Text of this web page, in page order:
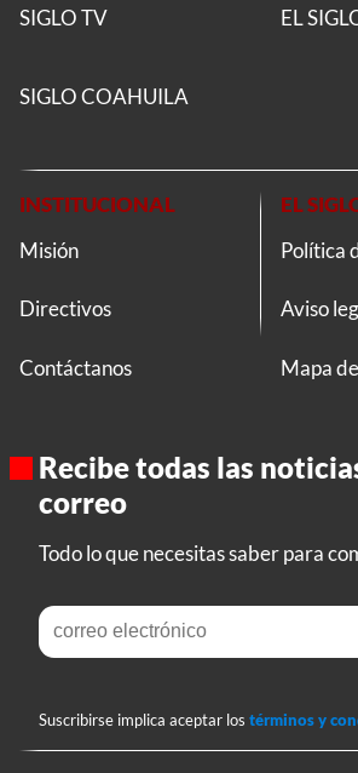
SIGLO TV EL
SIGLO COAHUILA
INSTITUCIONAL
Misión
Directivos
Contáctanos
EL
Política
Aviso
Mapa
Recibe todas las
correo
Todo lo que necesitas saber para
Suscribirse implica aceptar los términos y